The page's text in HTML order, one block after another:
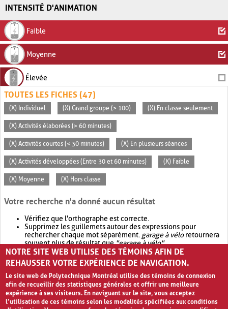
INTENSITÉ D'ANIMATION
Faible
Moyenne
Élevée
TOUTES LES FICHES (47)
(X) Individuel (X) Grand groupe (> 100) (X) En classe seulement
(X) Activités élaborées (> 60 minutes)
(X) Activités courtes (< 30 minutes) (X) En plusieurs séances
(X) Activités développées (Entre 30 et 60 minutes) (X) Faible
(X) Moyenne (X) Hors classe
Votre recherche n'a donné aucun résultat
Vérifiez que l'orthographe est correcte.
Supprimez les guillemets autour des expressions pour
rechercher chaque mot séparément. garage à véloretournera
souvent plus de résultat que"garage à vélo".
Envisagez d'élargir votre recherche avec OR.garage OR vélo
retournera souvent plus de résultat quegarage à vélo
NOTRE SITE WEB UTILISE DES TÉMOINS AFIN DE
REHAUSSER VOTRE EXPÉRIENCE DE NAVIGATION.
Le site web de Polytechnique Montréal utilise des témoins de connexion
afin de recueillir des statistiques générales et offrir une meilleure
expérience à ses visiteurs. En naviguant sur le site, vous acceptez
l’utilisation de ces témoins selon les modalités spécifiées aux conditions